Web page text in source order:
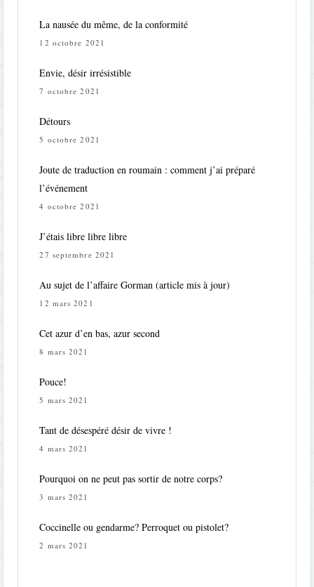
La nausée du même, de la conformité
12 octobre 2021
Envie, désir irrésistible
7 octobre 2021
Détours
5 octobre 2021
Joute de traduction en roumain : comment j’ai préparé
l’événement
4 octobre 2021
J’étais libre libre libre
27 septembre 2021
Au sujet de l’affaire Gorman (article mis à jour)
12 mars 2021
Cet azur d’en bas, azur second
8 mars 2021
Pouce!
5 mars 2021
Tant de désespéré désir de vivre !
4 mars 2021
Pourquoi on ne peut pas sortir de notre corps?
3 mars 2021
Coccinelle ou gendarme? Perroquet ou pistolet?
2 mars 2021